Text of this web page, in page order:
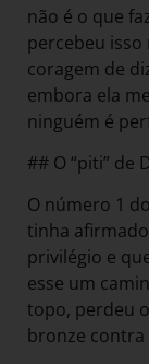
não é o que
percebeu
coragem de
embora ela
ninguém é
## O “piti” de
O número 1
tinha
privilégio e
esse um
topo, perdeu
bronze contra